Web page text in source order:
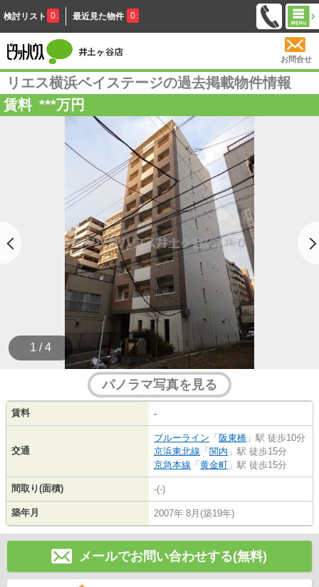
検討リスト 0 最近見た物件 0
お問合せ
リエス横浜ベイステージの過去掲載物件情報
賃料 ***万円
1 / 4
パノラマ写真を見る
賃料 -
交通
ブルーライン 「 阪東橋 」駅 徒歩10分
京浜東北線 「 関内 」駅 徒歩15分
京急本線 「 黄金町 」駅 徒歩15分
間取り(面積) -(-)
築年月 2007年 8月(築19年)
メールでお問い合わせする(無料)